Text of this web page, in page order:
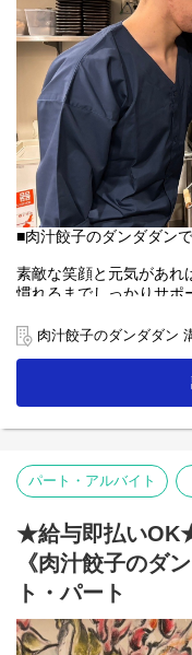
■肉汁餃子のダンダダン
素敵な笑顔と元気があれ
慣れるまでしっかりサポ
【ホール】
「何もつけないで食べら
「肉汁焼餃子」を提供す
お客様との距離、めっち
★ランチタイムは主婦(
【キッチン】
未経験者の方にも無理な
「肉汁餃子のダンダダン
スタッフみんなが下の
フランクで楽しい環境が
肉汁餃子のダンダダン
パート・アルバイト
★給与即払い
《肉汁餃子のダ
ト・パート